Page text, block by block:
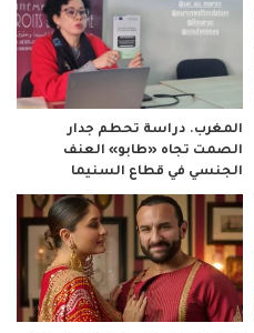
المغرب. دراسة تحطم جدار
الصمت تجاه «طابو» العنف
الجنسي في قطاع السنيما